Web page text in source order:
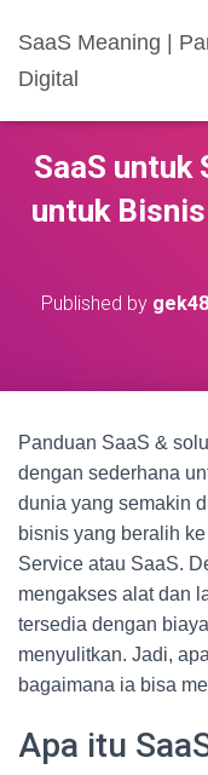
SaaS Meaning |
Digital
SaaS untuk
untuk
Published by
Panduan SaaS &
dengan sederhana
dunia yang semakin
bisnis yang beralih
Service atau SaaS.
mengakses alat dan
tersedia dengan
menyulitkan. Jadi,
bagaimana ia bisa
Apa itu